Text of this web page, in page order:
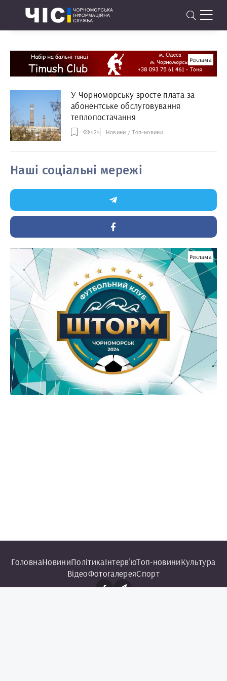
Реклама
У Чорноморську зросте плата за
абонентське обслуговування
теплопостачання
424 Новини / Топ-новини
Наші соціальні мережі
Реклама
ГоловнаНовиниПолітикаІнтерв'юТоп-новиниКультура
ВідеоФотогалереяСпорт